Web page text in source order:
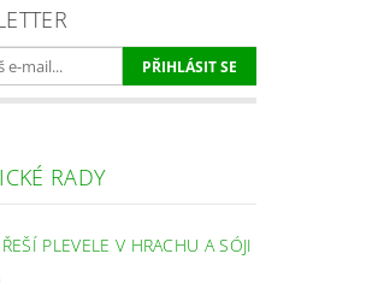
RADY
PLEVELE V HRACHU A SÓJI